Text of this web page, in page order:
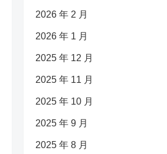
2026 年 2 月
2026 年 1 月
2025 年 12 月
2025 年 11 月
2025 年 10 月
2025 年 9 月
2025 年 8 月